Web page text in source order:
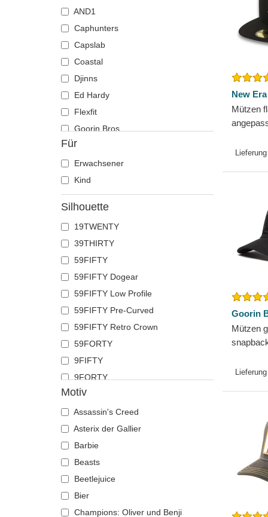
Elch
Ente
Eule
Flamingo
Französische bulldogge
Fuchs
Geier
Gepard
Glühwürmchen
Hahn
Hai
Hirsch
Hund
Katze
Kojote
Krabbe
Krähe
Krokodil
Kuh
Küken
Labrador retriever
Languste
Libelle
Löwe
Löwin
Maus
Möwe
Nashorn
Nilpferd
Ochse
Panther
AND1
Caphunters
Capslab
Coastal
Djinns
Ed Hardy
Flexfit
Goorin Bros.
Hatfield
Homenage
Jason Markk
Kangol
Kimoa
Mitchell & Ness
New Era
Nike
Oblack
Pica Pica
Polo Ralph Lauren
Superdry
The No.1 Face
Von Dutch
Wheels And Waves
Für
Erwachsener
Kind
Silhouette
19TWENTY
39THIRTY
59FIFTY
59FIFTY Dogear
59FIFTY Low Profile
59FIFTY Pre-Curved
59FIFTY Retro Crown
59FORTY
9FIFTY
9FORTY
9FORTY APEX
9FORTY M-Crown
9SEVENTY
9TWENTY
A Frame
Casual Classic
E Frame
Open Back
Motiv
Assassin's Creed
Asterix der Gallier
Barbie
Beasts
Beetlejuice
Bier
Champions: Oliver und Benji
New Era
Mützen
Goorin
Mützen
Farm